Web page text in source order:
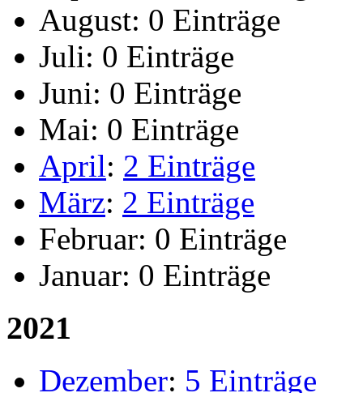
August: 0 Einträge
Juli: 0 Einträge
Juni: 0 Einträge
Mai: 0 Einträge
April: 2 Einträge
März: 2 Einträge
Februar: 0 Einträge
Januar: 0 Einträge
2021
Dezember: 5 Einträge